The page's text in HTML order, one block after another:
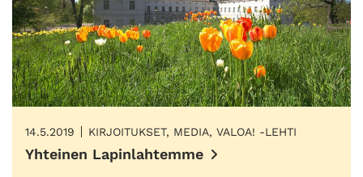
14.5.2019 KIRJOITUKSET, MEDIA, VALOA! -LEHTI
Yhteinen Lapinlahtemme